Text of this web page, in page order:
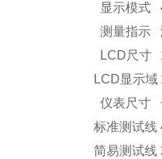
显示模式
测量指示
LCD尺寸
LCD显示域
仪表尺寸
标准测试线
简易测试线